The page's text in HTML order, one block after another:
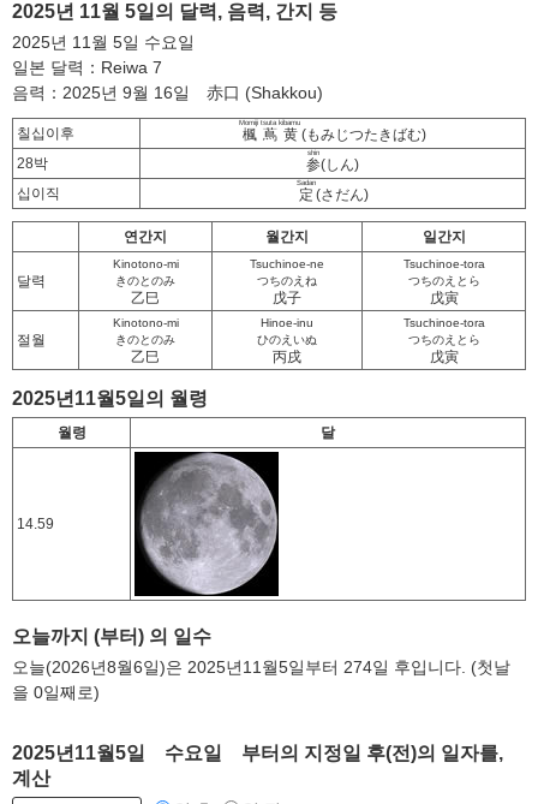
2025년 11월 5일의 달력, 음력, 간지 등
2025년 11월 5일 수요일
일본 달력：Reiwa 7
음력：2025년 9월 16일 赤口 (Shakkou)
칠십이후 楓蔦黄
Momiji tsuta kibamu
(もみじつたきばむ)
28박
参
shin
(しん)
십이직
定
Sadan
(さだん)
연간지 월간지 일간지
달력
Kinotono-mi
きのとのみ
乙巳
Tsuchinoe-ne
つちのえね
戊子
Tsuchinoe-tora
つちのえとら
戊寅
절월
Kinotono-mi
きのとのみ
乙巳
Hinoe-inu
ひのえいぬ
丙戌
Tsuchinoe-tora
つちのえとら
戊寅
2025년11월5일의 월령
월령 달
14.59
오늘까지 (부터) 의 일수
오늘(2026년8월6일)은 2025년11월5일부터 274일 후입니다. (첫날
을 0일째로)
2025년11월5일 수요일 부터의 지정일 후(전)의 일자를,
계산